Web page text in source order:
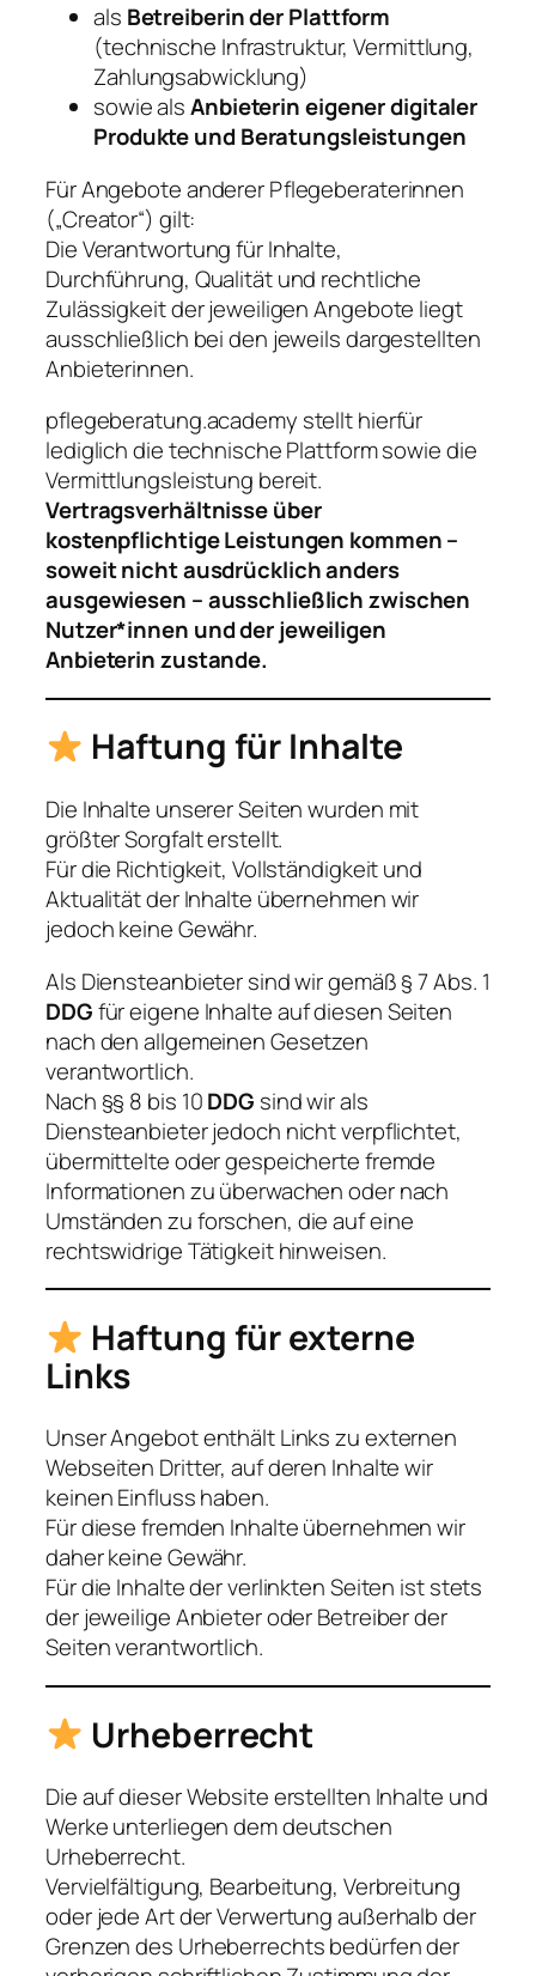
als Betreiberin der Plattform
(technische Infrastruktur, Vermittlung,
Zahlungsabwicklung)
sowie alsAnbieterin eigener digitaler
Produkte und Beratungsleistungen
Für Angebote anderer Pflegeberaterinnen
(„Creator“) gilt:
Die Verantwortung für Inhalte,
Durchführung, Qualität und rechtliche
Zulässigkeit der jeweiligen Angebote liegt
ausschließlich bei den jeweils dargestellten
Anbieterinnen.
pflegeberatung.academy stellt hierfür
lediglich die technische Plattform sowie die
Vermittlungsleistung bereit.
Vertragsverhältnisse über
kostenpflichtige Leistungen kommen –
soweit nicht ausdrücklich anders
ausgewiesen – ausschließlich zwischen
Nutzer*innen und der jeweiligen
Anbieterin zustande.
Haftung für Inhalte
Die Inhalte unserer Seiten wurden mit
größter Sorgfalt erstellt.
Für die Richtigkeit, Vollständigkeit und
Aktualität der Inhalte übernehmen wir
jedoch keine Gewähr.
Als Diensteanbieter sind wir gemäß § 7 Abs. 1
DDGfür eigene Inhalte auf diesen Seiten
nach den allgemeinen Gesetzen
verantwortlich.
Nach §§ 8 bis 10DDG sind wir als
Diensteanbieter jedoch nicht verpflichtet,
übermittelte oder gespeicherte fremde
Informationen zu überwachen oder nach
Umständen zu forschen, die auf eine
rechtswidrige Tätigkeit hinweisen.
Haftung für externe
Links
Unser Angebot enthält Links zu externen
Webseiten Dritter, auf deren Inhalte wir
keinen Einfluss haben.
Für diese fremden Inhalte übernehmen wir
daher keine Gewähr.
Für die Inhalte der verlinkten Seiten ist stets
der jeweilige Anbieter oder Betreiber der
Seiten verantwortlich.
Urheberrecht
Die auf dieser Website erstellten Inhalte und
Werke unterliegen dem deutschen
Urheberrecht.
Vervielfältigung, Bearbeitung, Verbreitung
oder jede Art der Verwertung außerhalb der
Grenzen des Urheberrechts bedürfen der